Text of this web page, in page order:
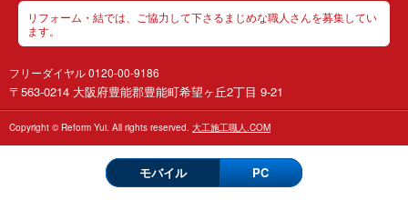
リフォーム・結では、ご協力して下さるまじめな職人さんを募集してい
ます。
フリーダイヤル 0120-00-9186
〒563-0214 大阪府豊能郡豊能町希望ヶ丘2丁目 9-21
Copyright © Reform Yui. All rights reserved. 大工施工職人.COM
モバイル PC